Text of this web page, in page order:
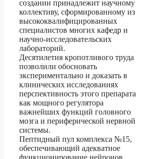
создании принадлежит научному
коллективу, сформированному из
высококвалифицированных
специалистов многих кафедр и
научно-исследовательских
лабораторий.
Десятилетия кропотливого труда
позволили обосновать
экспериментально и доказать в
клинических исследованиях
перспективность этого препарата
как мощного регулятора
важнейших функций головного
мозга и периферической нервной
системы.
Пептидный пул комплекса №15,
обеспечивающий адекватное
функционирование нейронов,